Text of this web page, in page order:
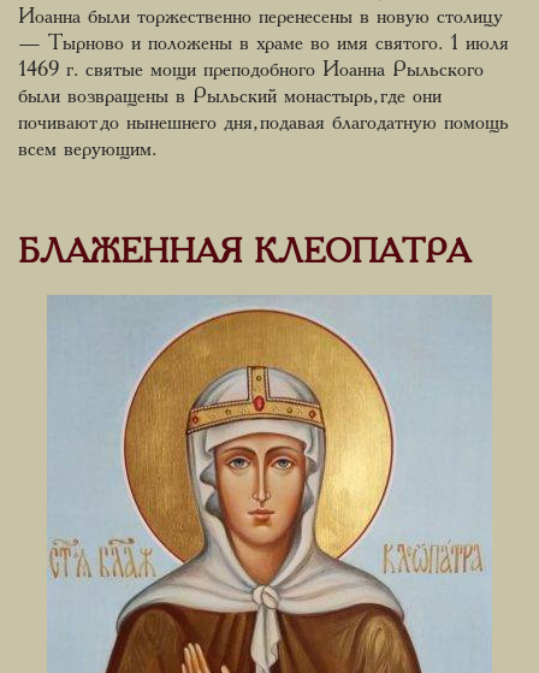
Иоанна были торжественно перенесены в новую столицу
— Тырново и положены в храме во имя святого. 1 июля
1469 г. святые мощи преподобного Иоанна Рыльского
были возвращены в Рыльский монастырь, где они
почивают до нынешнего дня, подавая благодатную помощь
всем верующим.
БЛАЖЕННАЯ КЛЕОПАТРА